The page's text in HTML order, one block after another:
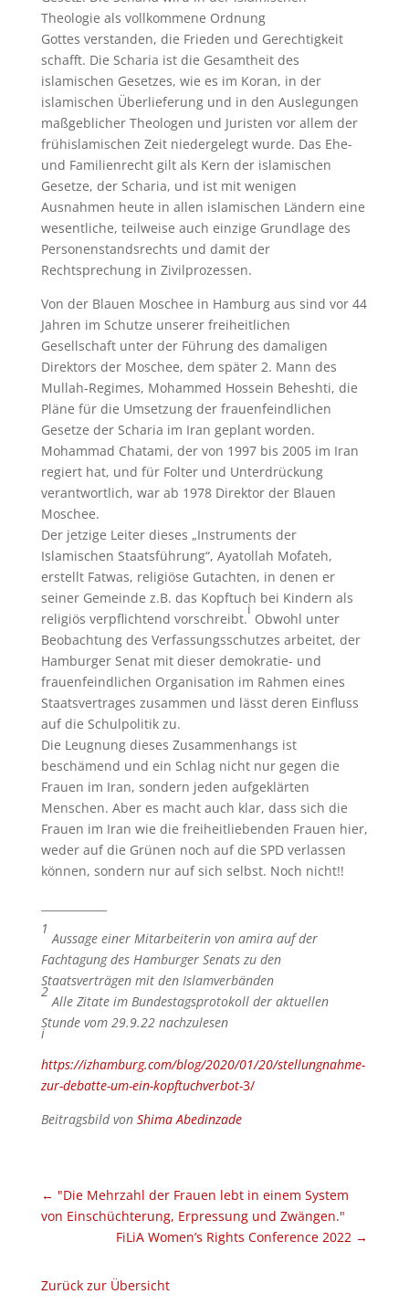
Theologie als vollkommene Ordnung
Gottes verstanden, die Frieden und Gerechtigkeit
schafft. Die Scharia ist die Gesamtheit des
islamischen Gesetzes, wie es im Koran, in der
islamischen Überlieferung und in den Auslegungen
maßgeblicher Theologen und Juristen vor allem der
frühislamischen Zeit niedergelegt wurde. Das Ehe-
und Familienrecht gilt als Kern der islamischen
Gesetze, der Scharia, und ist mit wenigen
Ausnahmen heute in allen islamischen Ländern eine
wesentliche, teilweise auch einzige Grundlage des
Personenstandsrechts und damit der
Rechtsprechung in Zivilprozessen.
Von der Blauen Moschee in Hamburg aus sind vor 44
Jahren im Schutze unserer freiheitlichen
Gesellschaft unter der Führung des damaligen
Direktors der Moschee, dem später 2. Mann des
Mullah-Regimes, Mohammed Hossein Beheshti, die
Pläne für die Umsetzung der frauenfeindlichen
Gesetze der Scharia im Iran geplant worden.
Mohammad Chatami, der von 1997 bis 2005 im Iran
regiert hat, und für Folter und Unterdrückung
verantwortlich, war ab 1978 Direktor der Blauen
Moschee.
Der jetzige Leiter dieses „Instruments der
Islamischen Staatsführung“, Ayatollah Mofateh,
erstellt Fatwas, religiöse Gutachten, in denen er
seiner Gemeinde z.B. das Kopftuch bei Kindern als
religiös verpflichtend vorschreibt.
i
Obwohl unter
Beobachtung des Verfassungsschutzes arbeitet, der
Hamburger Senat mit dieser demokratie- und
frauenfeindlichen Organisation im Rahmen eines
Staatsvertrages zusammen und lässt deren Einfluss
auf die Schulpolitik zu.
Die Leugnung dieses Zusammenhangs ist
beschämend und ein Schlag nicht nur gegen die
Frauen im Iran, sondern jeden aufgeklärten
Menschen. Aber es macht auch klar, dass sich die
Frauen im Iran wie die freiheitliebenden Frauen hier,
weder auf die Grünen noch auf die SPD verlassen
können, sondern nur auf sich selbst. Noch nicht!!
1
Aussage einer Mitarbeiterin von amira auf der
Fachtagung des Hamburger Senats zu den
Staatsverträgen mit den Islamverbänden
2
Alle Zitate im Bundestagsprotokoll der aktuellen
Stunde vom 29.9.22 nachzulesen
i
https://izhamburg.com/blog/2020/01/20/stellungnahme-
zur-debatte-um-ein-kopftuchverbot-3/
Beitragsbild von Shima Abedinzade
← "Die Mehrzahl der Frauen lebt in einem System
von Einschüchterung, Erpressung und Zwängen."
FiLiA Women’s Rights Conference 2022 →
Zurück zur Übersicht